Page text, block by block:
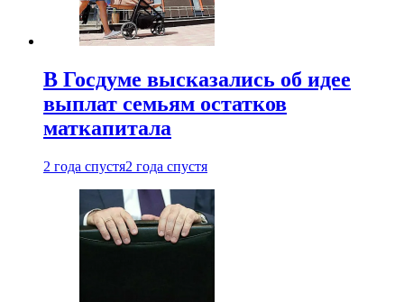
В Госдуме высказались об идее
выплат семьям остатков
маткапитала
2 года спустя2 года спустя